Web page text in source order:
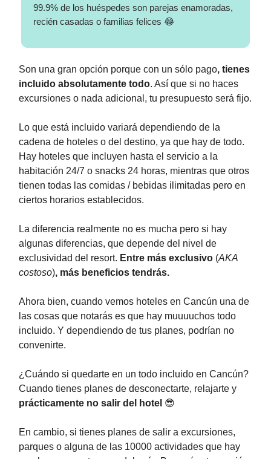
99.9% de los huéspedes son parejas enamoradas,
recién casadas o familias felices 😂
Son una gran opción porque con un sólo pago, tienes
incluido absolutamente todo. Así que si no haces
excursiones o nada adicional, tu presupuesto será fijo.
Lo que está incluido variará dependiendo de la
cadena de hoteles o del destino, ya que hay de todo.
Hay hoteles que incluyen hasta el servicio a la
habitación 24/7 o snacks 24 horas, mientras que otros
tienen todas las comidas / bebidas ilimitadas pero en
ciertos horarios establecidos.
La diferencia realmente no es mucha pero si hay
algunas diferencias, que depende del nivel de
exclusividad del resort. Entre más exclusivo (AKA
costoso), más beneficios tendrás.
Ahora bien, cuando vemos hoteles en Cancún una de
las cosas que notarás es que hay muuuuchos todo
incluido. Y dependiendo de tus planes, podrían no
convenirte.
¿Cuándo si quedarte en un todo incluido en Cancún?
Cuando tienes planes de desconectarte, relajarte y
prácticamente no salir del hotel 😎
En cambio, si tienes planes de salir a excursiones,
parques o alguna de las 10000 actividades que hay